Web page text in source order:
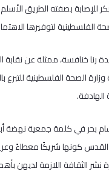
للإصابة بصفته الطريق
الفلسطينية لتوفيرها
رنا خنافسة، ممثلة عن
الصحة الفلسطينية
الهادفة.
بحر في كلمة جمعية نهضة
كونها شريكًا معطاءً
نشر الثقافة اللازمة لديهن